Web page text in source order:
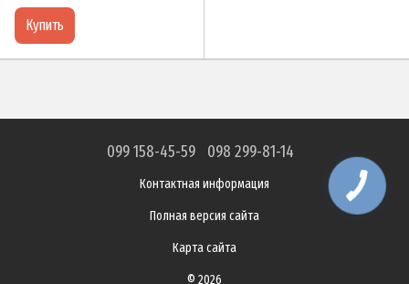
Купить
099 158-45-59 098 299-81-14
Контактная информация
Полная версия сайта
Карта сайта
© 2026